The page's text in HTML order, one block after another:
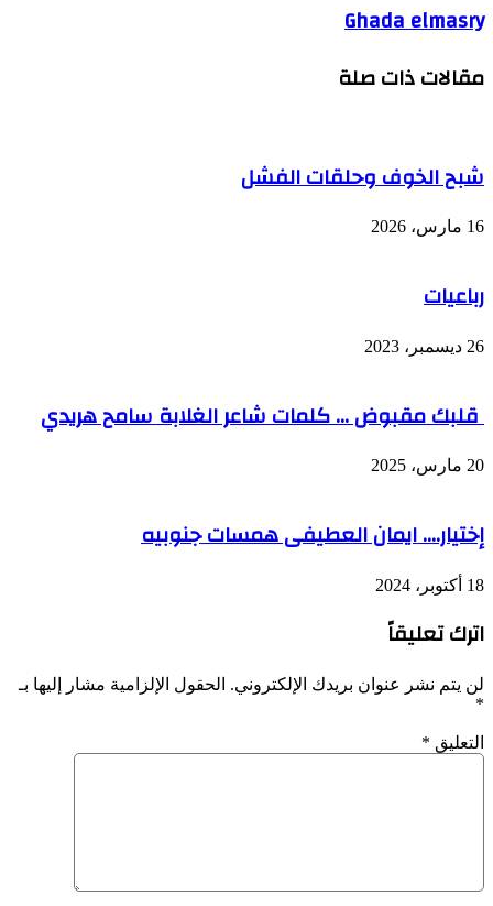
Ghada elmasry
مقالات ذات صلة
شبح الخوف وحلقات الفشل
16 مارس، 2026
رباعيات
26 ديسمبر، 2023
قلبك مقبوض … كلمات شاعر الغلابة سامح هريدي
20 مارس، 2025
إختيار…. ايمان العطيفى همسات جنوبيه
18 أكتوبر، 2024
اترك تعليقاً
لن يتم نشر عنوان بريدك الإلكتروني. الحقول الإلزامية مشار إليها بـ
*
التعليق *